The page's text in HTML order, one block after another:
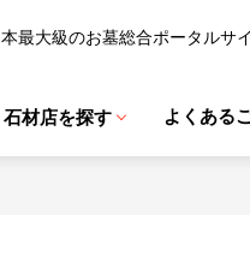
最大級のお墓総合ポータルサ
石材店を探す よくある